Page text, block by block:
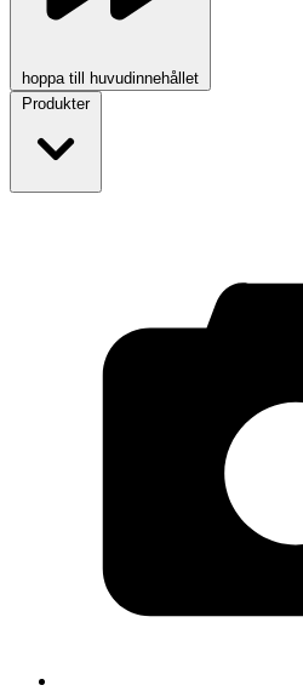
hoppa till huvudinnehållet
Produkter